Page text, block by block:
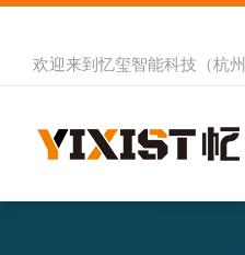
欢迎来到 忆玺智能科技（杭